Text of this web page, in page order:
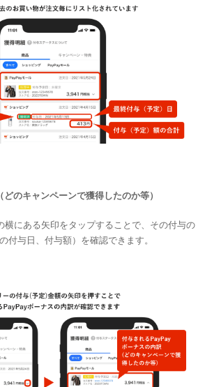
のキャンペーンで獲得したのか等）
横にある矢印をタップすることで、その付与の
付与日、付与額）を確認できます。